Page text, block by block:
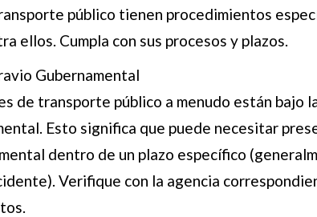
público tienen procedimientos
ellos. Cumpla con sus procesos y plazos.
Gubernamental
de transporte público a menudo están bajo
Esto significa que puede necesitar
dentro de un plazo específico
Verifique con la agencia